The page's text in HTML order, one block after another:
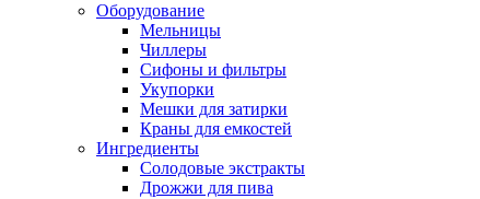
Оборудование
Мельницы
Чиллеры
Сифоны и фильтры
Укупорки
Мешки для затирки
Краны для емкостей
Ингредиенты
Солодовые экстракты
Дрожжи для пива